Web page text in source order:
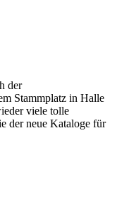
der
Stammplatz in Halle
viele tolle
der neue Kataloge für